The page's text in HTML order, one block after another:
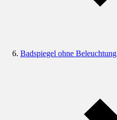
Badspiegel ohne Beleuchtung